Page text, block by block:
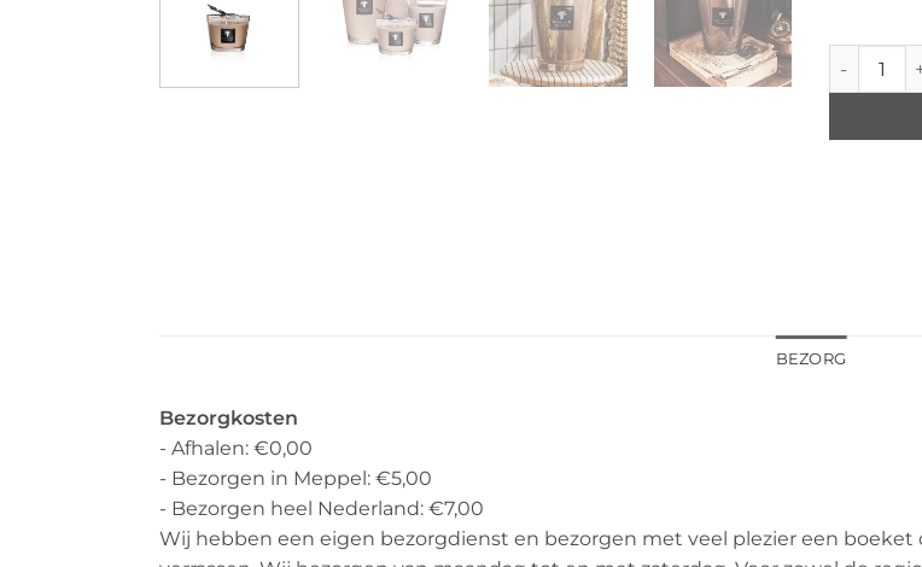
Baobab
BEZORG
Bezorgkosten
- Afhalen: €0,00
- Bezorgen in Meppel: €5,00
- Bezorgen heel Nederland: €7,00
Wij hebben een eigen bezorgdienst en bezorgen met veel plezier een